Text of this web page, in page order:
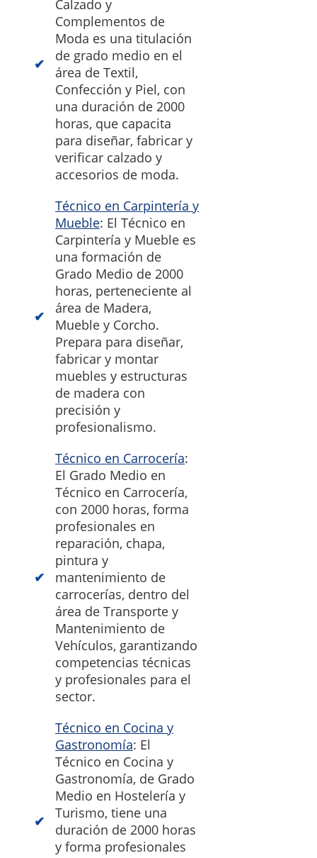
Calzado y
Complementos de
Moda es una titulación
de grado medio en el
área de Textil,
Confección y Piel, con
una duración de 2000
horas, que capacita
para diseñar, fabricar y
verificar calzado y
accesorios de moda.
Técnico en Carpintería y
Mueble: El Técnico en
Carpintería y Mueble es
una formación de
Grado Medio de 2000
horas, perteneciente al
área de Madera,
Mueble y Corcho.
Prepara para diseñar,
fabricar y montar
muebles y estructuras
de madera con
precisión y
profesionalismo.
Técnico en Carrocería:
El Grado Medio en
Técnico en Carrocería,
con 2000 horas, forma
profesionales en
reparación, chapa,
pintura y
mantenimiento de
carrocerías, dentro del
área de Transporte y
Mantenimiento de
Vehículos, garantizando
competencias técnicas
y profesionales para el
sector.
Técnico en Cocina y
Gastronomía: El
Técnico en Cocina y
Gastronomía, de Grado
Medio en Hostelería y
Turismo, tiene una
duración de 2000 horas
y forma profesionales